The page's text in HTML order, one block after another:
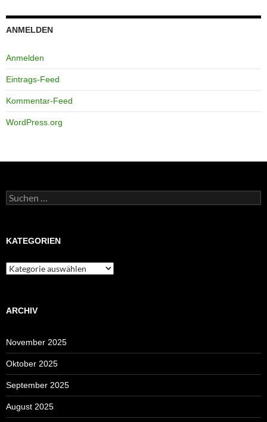
ANMELDEN
Anmelden
Eintrags-Feed
Kommentar-Feed
WordPress.org
Suchen
nach:
KATEGORIEN
Kategorien
ARCHIV
November 2025
Oktober 2025
September 2025
August 2025